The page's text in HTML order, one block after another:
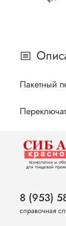
Пакетный
8 (953)
справочная